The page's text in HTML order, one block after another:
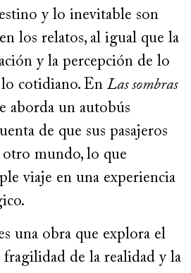
y lo inevitable son
los relatos, al igual que la
y la percepción de lo
cotidiano. En Las sombras
aborda un autobús
de que sus pasajeros
otro mundo, lo que
viaje en una experiencia
una obra que explora el
fragilidad de la realidad y la